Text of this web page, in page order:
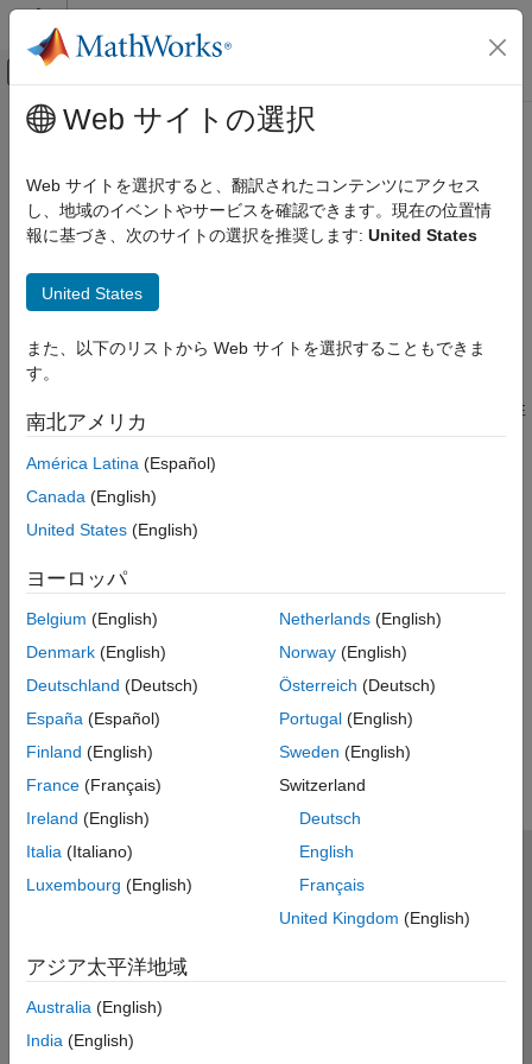
コンテンツへスキップ
オフキャンバス ナビゲーション メ
ドキュメンテーションのホーム
MATLAB Coder
MATLAB アルゴリズムの高速化
MATLAB アルゴリズムの高速化
メインコンテンツ
MATLAB アルゴリズムの高速化
多くのアプリケーションで、MATLAB ®アルゴリズムを高速化す
るための MEX 関数を生成することができます。Fixed-Point
MATLAB アルゴリズムを高速化するための MEX 関数を生成でき
ます。MEX 関数の生成後に、MATLAB 内でテストして、その動
証します。次に、MEX 関数の実行速度と、MATLAB アルゴリズ
ムの実行速度を比較します。MEX 関数の速度が十分高速でない
場合は、次のいずれかの方法を使用して速度を改善できる可能性
があります。
高性能なコードを生成するように設計された C/C++ コンパ
実行時チェックの制御
この情報は役に立ちましたか？
Web サイトの選択
Web サイトを選択すると、翻訳されたコンテンツにアクセス
し、地域のイベントやサービスを確認できます。現在の位置情
報に基づき、次のサイトの選択を推奨します: United States
United States
また、以下のリストから Web サイトを選択することもできま
す。
南北アメリカ
América Latina (Español)
Canada (English)
United States (English)
ヨーロッパ
Belgium (English)
Denmark (English)
Deutschland (Deutsch)
España (Español)
Finland (English)
France (Français)
Ireland (English)
Italia (Italiano)
Luxembourg (English)
Netherlands(English)
Norway(English)
Österreich (Deutsch)
Portugal(English)
Sweden (English)
Switzerland
Deutsch
English
Français
United Kingdom (English)
アジア太平洋地域
Australia (English)
India (English)